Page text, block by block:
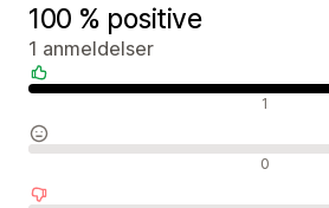
100 % positive
1 anmeldelser
Positive anmeldelser 1
Neutrale anmeldelser 0